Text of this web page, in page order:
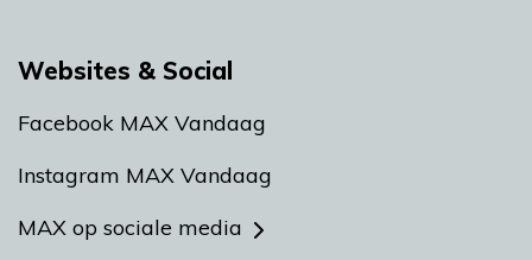
Websites & Social
Facebook MAX Vandaag
Instagram MAX Vandaag
MAX op sociale media